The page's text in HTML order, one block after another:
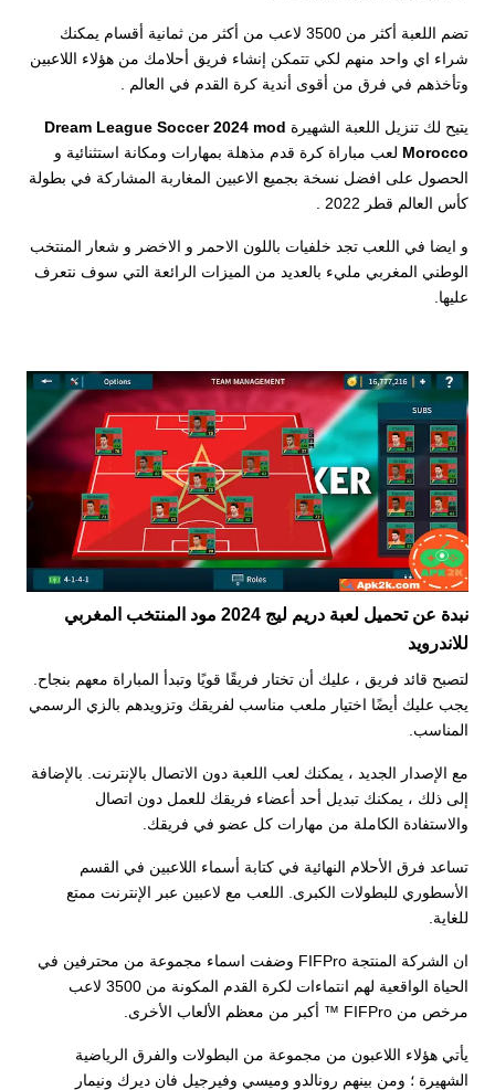
تضم اللعبة أكثر من 3500 لاعب من أكثر من ثمانية أقسام يمكنك
شراء اي واحد منهم لكي تتمكن إنشاء فريق أحلامك من هؤلاء اللاعبين
وتأخذهم في فرق من أقوى أندية كرة القدم في العالم .
يتيح لك تنزيل اللعبة الشهيرة Dream League Soccer 2024 mod
Morocco لعب مباراة كرة قدم مذهلة بمهارات ومكانة استثنائية و
الحصول على افضل نسخة بجميع الاعبين المغاربة المشاركة في بطولة
كأس العالم قطر 2022 .
و ايضا في اللعب تجد خلفيات باللون الاحمر و الاخضر و شعار المنتخب
الوطني المغربي مليء بالعديد من الميزات الرائعة التي سوف نتعرف
عليها.
نبدة عن تحميل لعبة دريم ليج 2024 مود المنتخب المغربي
للاندرويد
لتصبح قائد فريق ، عليك أن تختار فريقًا قويًا وتبدأ المباراة معهم بنجاح.
يجب عليك أيضًا اختيار ملعب مناسب لفريقك وتزويدهم بالزي الرسمي
المناسب.
مع الإصدار الجديد ، يمكنك لعب اللعبة دون الاتصال بالإنترنت. بالإضافة
إلى ذلك ، يمكنك تبديل أحد أعضاء فريقك للعمل دون اتصال
والاستفادة الكاملة من مهارات كل عضو في فريقك.
تساعد فرق الأحلام النهائية في كتابة أسماء اللاعبين في القسم
الأسطوري للبطولات الكبرى. اللعب مع لاعبين عبر الإنترنت ممتع
للغاية.
ان الشركة المنتجة FIFPro وضفت اسماء مجموعة من محترفين في
الحياة الواقعية لهم انتماءات لكرة القدم المكونة من 3500 لاعب
مرخص من FIFPro ™ أكبر من معظم الألعاب الأخرى.
يأتي هؤلاء اللاعبون من مجموعة من البطولات والفرق الرياضية
الشهيرة ؛ ومن بينهم رونالدو وميسي وفيرجيل فان ديرك ونيمار